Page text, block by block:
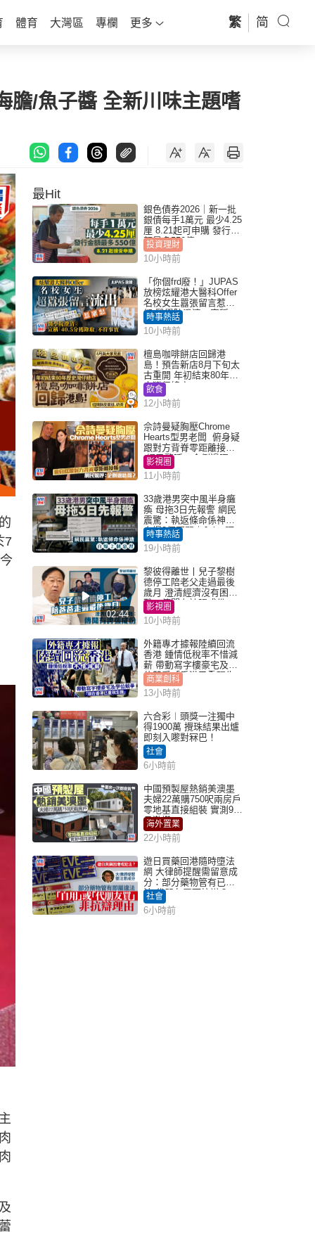
體育 大灣區 專欄 更多 繁 简
膽/魚子醬 全新川味主題嗜
7
最Hit
銀色債券2026｜新一批
銀債每手1萬元 最少4.25
厘 8.21起可申購 發行金
額最多550億
投資理財
10小時前
「你個frd廢！」JUPAS
放榜炫耀港大醫科Offer
名校女生囂張留言惹眾
怒 醫學院澄清：宣稱
「40.5分獲錄取」不符事
實｜Juicy叮
時事熱話
10小時前
檀島咖啡餅店回歸港
島！預告新店8月下旬太
古重開 年初結束80年歷
史灣仔總店
飲食
12小時前
佘詩曼疑胸壓Chrome
Hearts型男老闆 俯身疑
跟對方背脊零距離接觸
網民驚呼：企側邊唔
得？
影視圈
11小時前
33歲港男突中風半身癱
瘓 母拖3日先報警 網民
震驚：執返條命係神蹟
自爆2個惡習｜Juicy叮
時事熱話
19小時前
02:44
黎彼得離世丨兒子黎樹
德停工陪老父走過最後
歲月 澄清經濟沒有困
難：傳聞有誇張成份
影視圈
10小時前
外籍專才據報陸續回流
香港 鍾情低稅率不惜減
薪 帶動寫字樓豪宅及學
位競爭「香港已重現生
機」
商業創科
13小時前
六合彩︱頭獎一注獨中
得1900萬 攪珠結果出爐
即刻入嚟對冧巴！
社會
6小時前
中國預製屋熱銷美澳墨
夫婦22萬購750呎兩房戶
零地基直接組裝 實測9個
月激讚
海外置業
22小時前
遊日買藥回港隨時墮法
網 大律師提醒需留意成
分：部分藥物管有已違
法 代朋友買可抗辯？
社會
6小時前